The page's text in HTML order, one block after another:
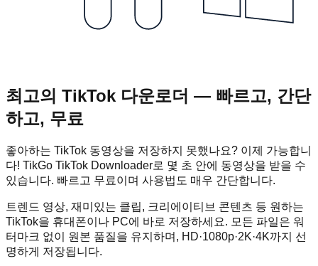
최고의 TikTok 다운로더 — 빠르고, 간단
하고, 무료
좋아하는 TikTok 동영상을 저장하지 못했나요? 이제 가능합니
다! TikGo TikTok Downloader로 몇 초 안에 동영상을 받을 수
있습니다. 빠르고 무료이며 사용법도 매우 간단합니다.
트렌드 영상, 재미있는 클립, 크리에이티브 콘텐츠 등 원하는
TikTok을 휴대폰이나 PC에 바로 저장하세요. 모든 파일은 워
터마크 없이 원본 품질을 유지하며, HD·1080p·2K·4K까지 선
명하게 저장됩니다.